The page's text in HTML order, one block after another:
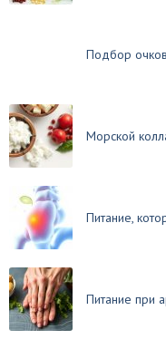
Подбор
Морской
Питание,
Питание при